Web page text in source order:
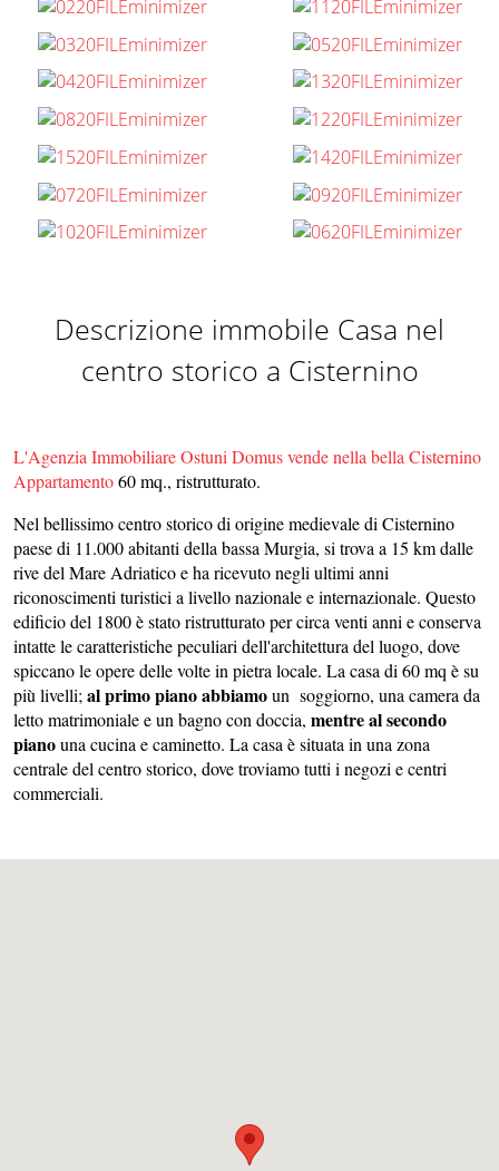
Descrizione immobile Casa nel
centro storico a Cisternino
L'Agenzia Immobiliare Ostuni Domus vende nella bella Cisternino
Appartamento60 mq., ristrutturato.
Nel bellissimo centro storico di origine medievale di Cisternino
paese di 11.000 abitanti della bassa Murgia, si trova a 15 km dalle
rive del Mare Adriatico e ha ricevuto negli ultimi anni
riconoscimenti turistici a livello nazionale e internazionale. Questo
edificio del 1800 è stato ristrutturato per circa venti anni e conserva
intatte le caratteristiche peculiari dell'architettura del luogo, dove
spiccano le opere delle volte in pietra locale. La casa di 60 mq è su
più livelli;al primo piano abbiamoun soggiorno, una camera da
letto matrimoniale e un bagno con doccia, mentre al secondo
pianouna cucina e caminetto. La casa è situata in una zona
centrale del centro storico, dove troviamo tutti i negozi e centri
commerciali.